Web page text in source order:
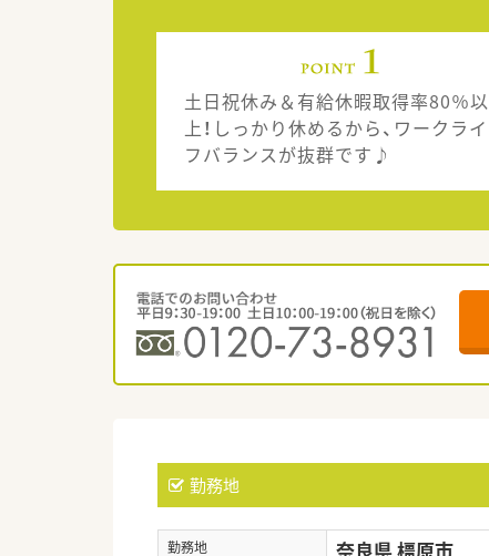
土日祝休み＆有給休暇取得率80％以
上！しっかり休めるから、ワークライ
フバランスが抜群です♪
勤務地
勤務地 奈良県 橿原市